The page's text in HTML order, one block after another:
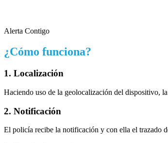
Alerta Contigo
¿Cómo funciona?
1. Localización
Haciendo uso de la geolocalización del dispositivo,
2. Notificación
El policía recibe la notificación y con ella el trazado